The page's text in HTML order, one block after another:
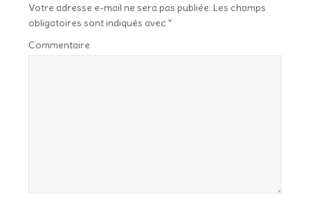
Votre adresse e-mail ne sera pas publiée. Les champs
obligatoires sont indiqués avec *
Commentaire